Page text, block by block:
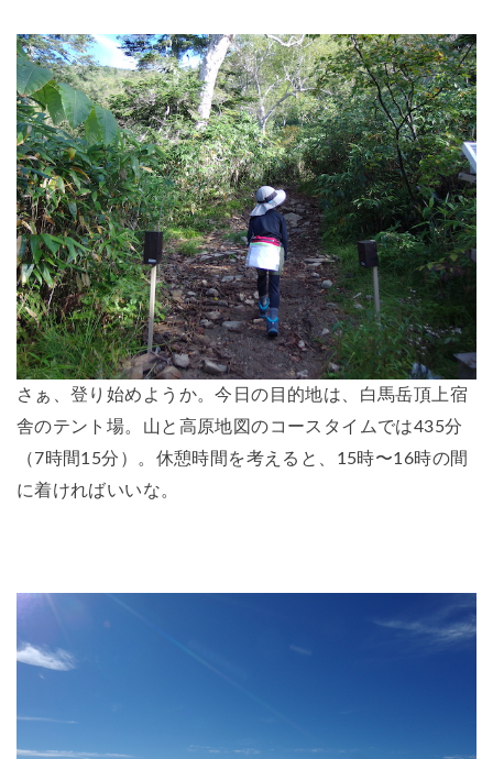
さぁ、登り始めようか。今日の目的地は、白馬岳頂上宿
舎のテント場。山と高原地図のコースタイムでは435分
（7時間15分）。休憩時間を考えると、15時〜16時の間
に着ければいいな。